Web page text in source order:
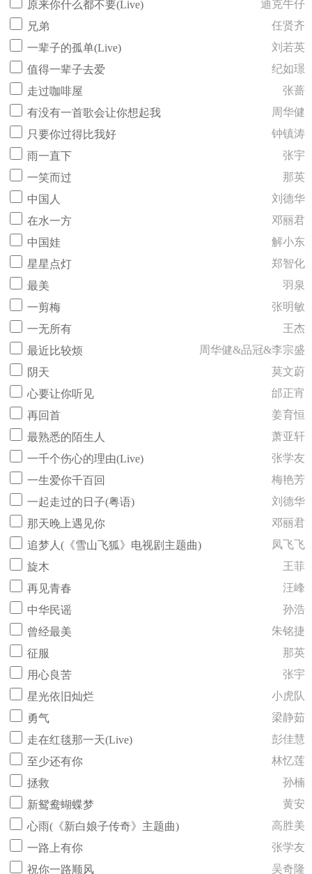
原来你什么都不要(Live)
迪克牛仔
兄弟
任贤齐
一辈子的孤单(Live)
刘若英
值得一辈子去爱
纪如璟
走过咖啡屋
张蔷
有没有一首歌会让你想起我
周华健
只要你过得比我好
钟镇涛
雨一直下
张宇
一笑而过
那英
中国人
刘德华
在水一方
邓丽君
中国娃
解小东
星星点灯
郑智化
最美
羽泉
一剪梅
张明敏
一无所有
王杰
最近比较烦
周华健&品冠&李宗盛
阴天
莫文蔚
心要让你听见
邰正宵
再回首
姜育恒
最熟悉的陌生人
萧亚轩
一千个伤心的理由(Live)
张学友
一生爱你千百回
梅艳芳
一起走过的日子(粤语)
刘德华
那天晚上遇见你
邓丽君
追梦人(《雪山飞狐》电视剧主题曲)
凤飞飞
旋木
王菲
再见青春
汪峰
中华民谣
孙浩
曾经最美
朱铭捷
征服
那英
用心良苦
张宇
星光依旧灿烂
小虎队
勇气
梁静茹
走在红毯那一天(Live)
彭佳慧
至少还有你
林忆莲
拯救
孙楠
新鸳鸯蝴蝶梦
黄安
心雨(《新白娘子传奇》主题曲)
高胜美
一路上有你
张学友
祝你一路顺风
吴奇隆